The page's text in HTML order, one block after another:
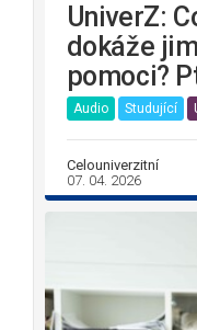
UniverZ:
dokáže
pomoci?
Audio Studující
Celouniverzitní
07. 04. 2026